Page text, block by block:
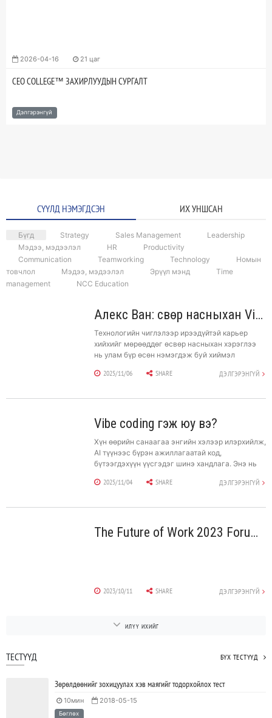
2026-04-16 21 цаг
CEO COLLEGE™ ЗАХИРЛУУДЫН СУРГАЛТ
Дэлгэрэнгүй
СҮҮЛД НЭМЭГДСЭН ИХ УНШСАН
Бүгд Strategy Sales Management
Leadership
Мэдээ, мэдээлэл
HR
Productivity
Communication
Teamworking Technology
Номын
товчлол
Мэдээ, мэдээлэл Эрүүл мэнд
Time
management
NCC Education
Алекс Ван: Өсвөр насныхан Vibe Coding-д суралцах хэрэгтэй
Технологийн чиглэлээр ирээдүйтэй карьер
хийхийг мөрөөддөг өсвөр насныхан хэрэглээ
нь улам бүр өсөн нэмэгдэж буй хиймэл
хиймэл оюуны ур чадвараа сайжруулах
тэрбумтан, Scale AI-г үүсгэн байгуулагч
2025/11/06 SHARE ДЭЛГЭРЭНГҮЙ
Vibe coding гэж юу вэ?
Хүн өөрийн санаагаа энгийн хэлээр илэрхийлж,
AI түүнээс бүрэн ажиллагаатай код,
бүтээгдэхүүн үүсгэдэг шинэ хандлага. Энэ нь
чадварт суурилдаг.
2025/11/04 SHARE ДЭЛГЭРЭНГҮЙ
The Future of Work 2023 Forum AI in HR
2023/10/11 SHARE ДЭЛГЭРЭНГҮЙ
ИЛҮҮ ИХИЙГ
ТЕСТҮҮД БҮХ ТЕСТҮҮД
Зөрөлдөөнийг зохицуулах хэв маягийг тодорхойлох тест
10мин 2018-05-15
Бөглөх